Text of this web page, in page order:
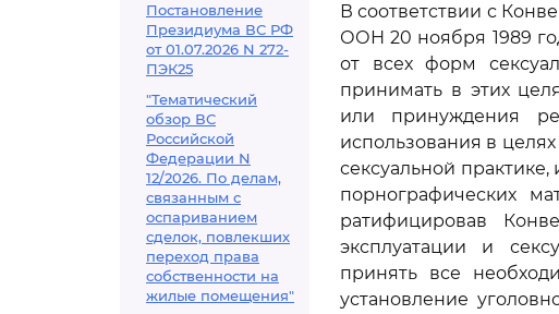
Постановление
Президиума ВС РФ
от 01.07.2026 N 272-
ПЭК25
"Тематический
обзор ВС
Российской
Федерации N
12/2026. По делам,
связанным с
оспариванием
сделок, повлекших
переход права
собственности на
жилые помещения"
В соответствии с
ООН 20 ноября 1989
от всех форм
принимать в этих
или принуждения
использования в
сексуальной
порнографических
ратифицировав
эксплуатации и
принять все
установление